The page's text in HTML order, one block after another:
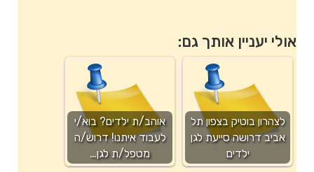
אולי יעניין אותך גם:
לצהרון בוטיק בצפון תל
אביב דרושה סייעת לגן
ילדים
אוהב/ת ילדים? בוא/י
לעבוד איתנו! דרוש/ה
מטפל/ת לגן…